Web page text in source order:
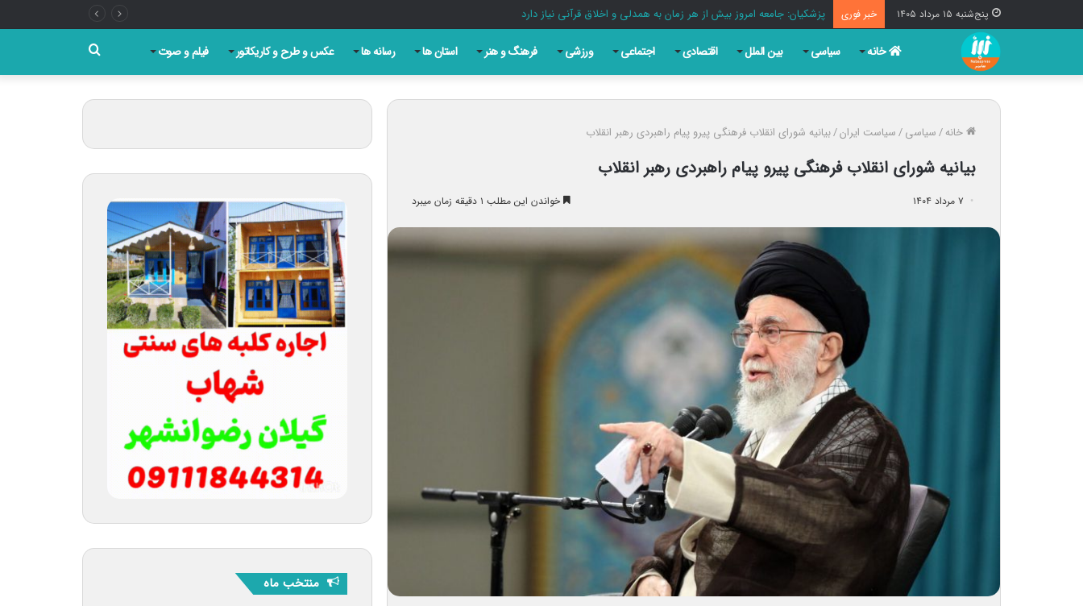
پنج‌شنبه ۱۵ مرداد ۱۴۰۵ خبر فوری لفاظی جدید نتانیاهو علیه ایران
خانه سیاسی بین الملل اقتصادی اجتماعی ورزشی فرهنگ و هنر استان ها رسانه ها عکس و طرح و کاریکاتور فیلم و صوت
برای
خانه/سیاسی/سیاست ایران/بیانیه شورای انقلاب فرهنگی پیرو پیام راهبردی رهبر انقلاب
بیانیه شورای انقلاب فرهنگی پیرو پیام راهبردی رهبر انقلاب
۷ مرداد ۱۴۰۴ خواندن این مطلب ۱ دقیقه زمان میبرد
منتخب ماه